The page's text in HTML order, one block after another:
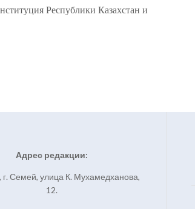
Республики Казахстан и
Адрес редакции:
г. Семей, улица К. Мухамедханова,
12.